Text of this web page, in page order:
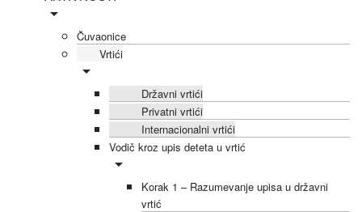
Čuvaonice
Vrtići
Državni vrtići
Privatni vrtići
Internacionalni vrtići
Vodič kroz upis deteta u vrtić
Korak 1 – Razumevanje upisa u državni
vrtić